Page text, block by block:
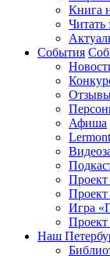
Книга
Читать
События
Афиша
Проект
Игра
Наш